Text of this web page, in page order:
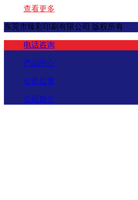
查看更多
东莞市臻彩印刷有限公司 版权所有
电话咨询
产品中心
公司位置
公司简介